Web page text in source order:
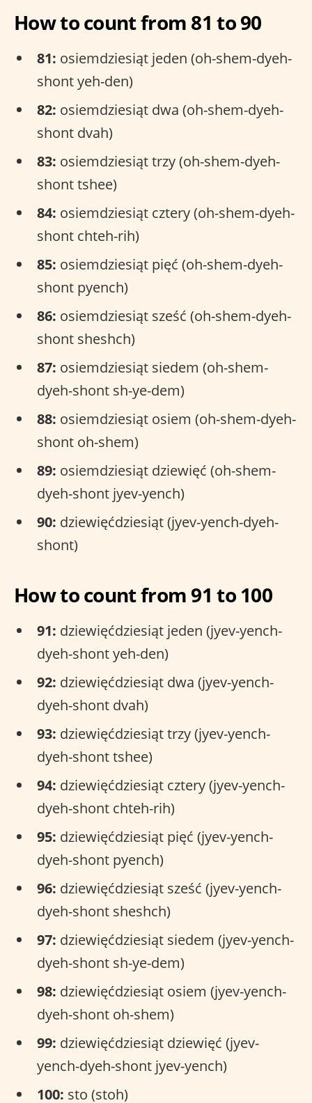
How to count from 81 to 90
81: osiemdziesiąt jeden (oh-shem-dyeh-
shont yeh-den)
82: osiemdziesiąt dwa (oh-shem-dyeh-
shont dvah)
83: osiemdziesiąt trzy (oh-shem-dyeh-
shont tshee)
84: osiemdziesiąt cztery (oh-shem-dyeh-
shont chteh-rih)
85: osiemdziesiąt pięć (oh-shem-dyeh-
shont pyench)
86: osiemdziesiąt sześć (oh-shem-dyeh-
shont sheshch)
87: osiemdziesiąt siedem (oh-shem-
dyeh-shont sh-ye-dem)
88: osiemdziesiąt osiem (oh-shem-dyeh-
shont oh-shem)
89: osiemdziesiąt dziewięć (oh-shem-
dyeh-shont jyev-yench)
90: dziewięćdziesiąt (jyev-yench-dyeh-
shont)
How to count from 91 to 100
91: dziewięćdziesiąt jeden (jyev-yench-
dyeh-shont yeh-den)
92: dziewięćdziesiąt dwa (jyev-yench-
dyeh-shont dvah)
93: dziewięćdziesiąt trzy (jyev-yench-
dyeh-shont tshee)
94: dziewięćdziesiąt cztery (jyev-yench-
dyeh-shont chteh-rih)
95: dziewięćdziesiąt pięć (jyev-yench-
dyeh-shont pyench)
96: dziewięćdziesiąt sześć (jyev-yench-
dyeh-shont sheshch)
97: dziewięćdziesiąt siedem (jyev-yench-
dyeh-shont sh-ye-dem)
98: dziewięćdziesiąt osiem (jyev-yench-
dyeh-shont oh-shem)
99: dziewięćdziesiąt dziewięć (jyev-
yench-dyeh-shont jyev-yench)
100: sto (stoh)